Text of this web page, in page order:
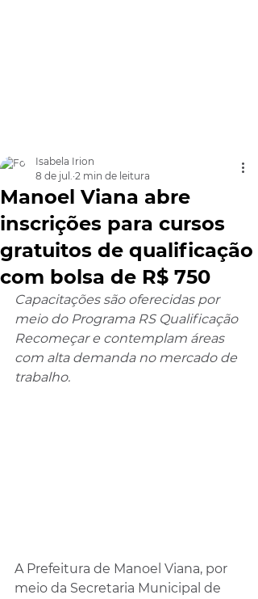
Manoel Viana abre
inscrições para cursos
gratuitos de qualificação
com bolsa de R$ 750
Isabela Irion
8 de jul. 2 min de leitura
Capacitações são oferecidas por
meio do Programa RS Qualificação
Recomeçar e contemplam áreas
com alta demanda no mercado de
trabalho.
A Prefeitura de Manoel Viana, por
meio da Secretaria Municipal de